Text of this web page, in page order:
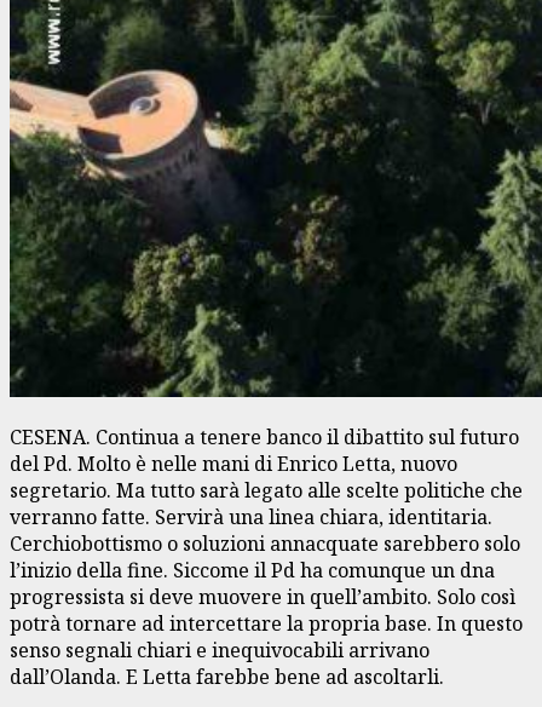
CESENA. Continua a tenere banco il dibattito sul futuro
del Pd. Molto è nelle mani di Enrico Letta, nuovo
segretario. Ma tutto sarà legato alle scelte politiche che
verranno fatte. Servirà una linea chiara, identitaria.
Cerchiobottismo o soluzioni annacquate sarebbero solo
l’inizio della fine. Siccome il Pd ha comunque un dna
progressista si deve muovere in quell’ambito. Solo così
potrà tornare ad intercettare la propria base. In questo
senso segnali chiari e inequivocabili arrivano
dall’Olanda. E Letta farebbe bene ad ascoltarli.